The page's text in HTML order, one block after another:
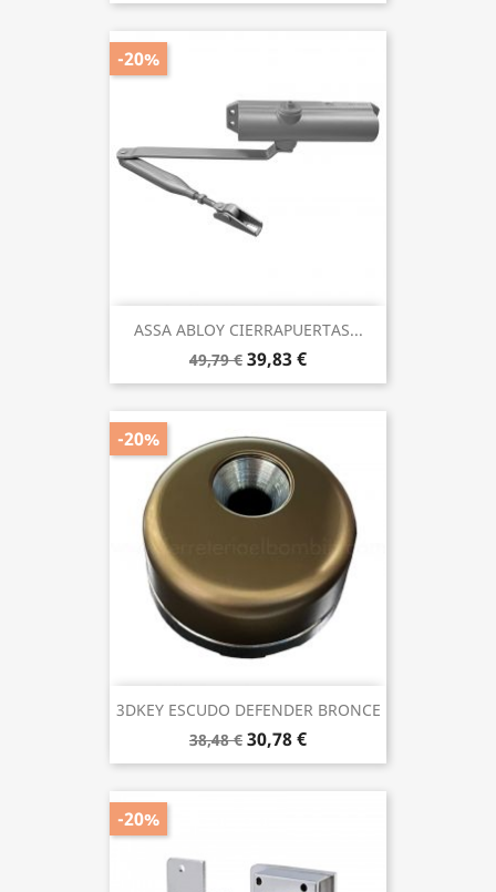
ASSA ABLOY CIERRAPUERTAS...
49,79 € 39,83 €
-20%
3DKEY ESCUDO DEFENDER BRONCE
38,48 € 30,78 €
-20%
-20%